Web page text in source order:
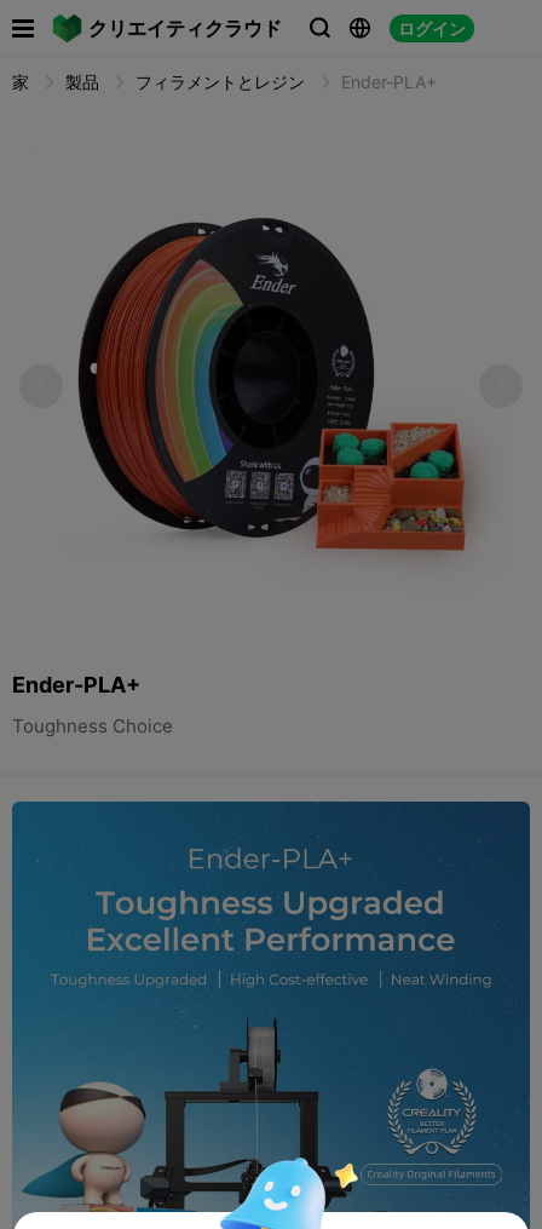
クリエイティクラウド   ログイン

家 製品 フィラメントとレジン Ender-PLA+
Ender-PLA+
Toughness Choice